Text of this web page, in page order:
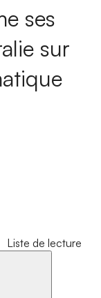
ses
sur
Liste de lecture